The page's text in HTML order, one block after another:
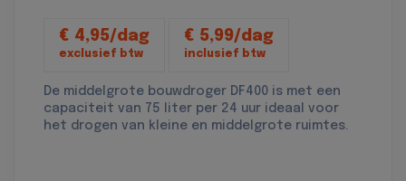
€ 4,95/dag
exclusief btw
€ 5,99/dag
inclusief btw
De middelgrote bouwdroger DF400 is met een
capaciteit van 75 liter per 24 uur ideaal voor
het drogen van kleine en middelgrote ruimtes.